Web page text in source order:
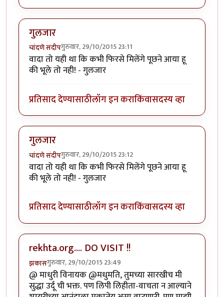
गुलजार
चांदणे संदीपगुरुवार, 29/10/2015 23:11
वादा तो यही था कि कभी फिरसे मिलेंगे पूछने आया हू
की भूले तो नही! - गुलजार
प्रतिसाद देण्यासाठीलॉग इन कराकिंवासदस्य व्हा
गुलजार
चांदणे संदीपगुरुवार, 29/10/2015 23:12
वादा तो यही था कि कभी फिरसे मिलेंगे पूछने आया हू
की भूले तो नही! - गुलजार
प्रतिसाद देण्यासाठीलॉग इन कराकिंवासदस्य व्हा
rekhta.org.... DO VISIT !!
झकासगुरुवार, 29/10/2015 23:49
@ माधुरी विनायक @मधुमति, तुमच्या सारखीच मी
सुद्धा उर्दू ची भक्त. पण लिपी लिहीता-वाचता न आल्याने